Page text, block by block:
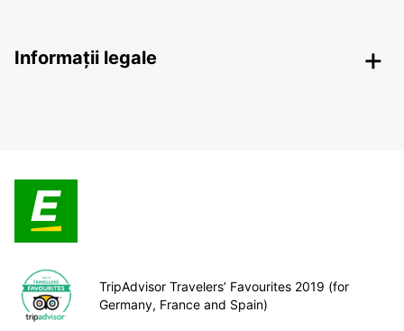
Informații legale
TripAdvisor Travelers’ Favourites 2019 (for
Germany, France and Spain)